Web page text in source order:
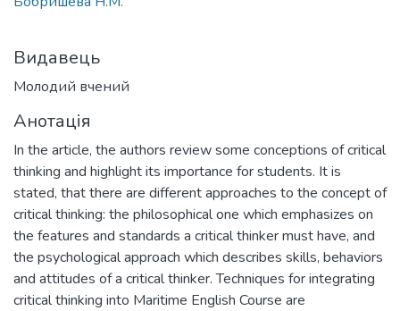
Видавець
Молодий вчений
Анотація
In the article, the authors review some conceptions of critical
thinking and highlight its importance for students. It is
stated, that there are different approaches to the concept of
critical thinking: the philosophical one which emphasizes on
the features and standards а critical thinker must have, and
the psychological approach which describes skills, behaviors
and attitudes of а critical thinker. Techniques for integrating
critical thinking into Maritime English Course are